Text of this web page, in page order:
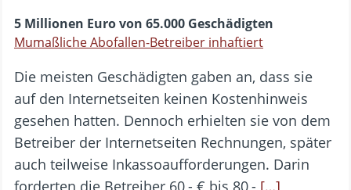
5 Millionen Euro von 65.000 Geschädigten
Mumaßliche Abofallen-Betreiber inhaftiert
Die meisten Geschädigten gaben an, dass sie
auf den Internetseiten keinen Kostenhinweis
gesehen hatten. Dennoch erhielten sie von dem
Betreiber der Internetseiten Rechnungen, später
auch teilweise Inkassoaufforderungen. Darin
forderten die Betreiber 60,- € bis 80,- […]